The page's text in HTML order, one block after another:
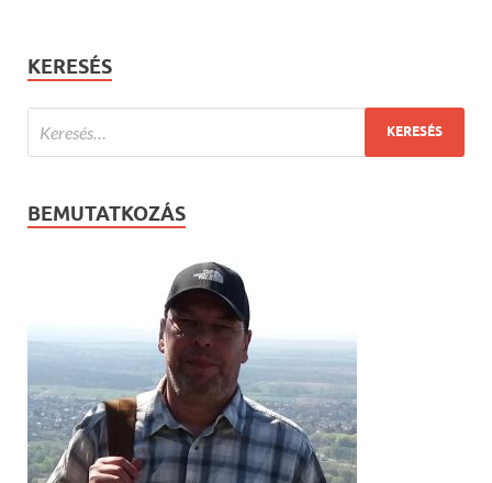
KERESÉS
BEMUTATKOZÁS